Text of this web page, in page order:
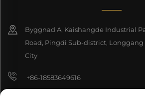
Byggnad A, Kaishangde Industrial
Road, Pingdi Sub-district,
City
+86-18583649616